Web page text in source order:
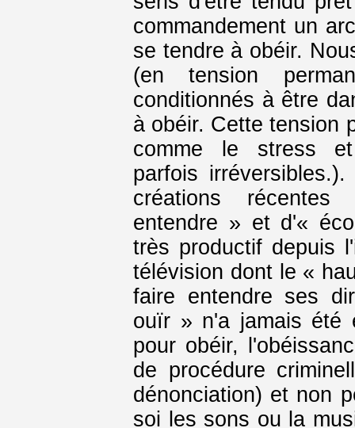
commandement un
se tendre à obéir.
(en tension
conditionnés à être
à obéir. Cette tension
comme le stress et
parfois
créations
entendre » et d'«
très productif depuis
télévision dont le «
faire entendre ses
ouïr » n'a jamais été
pour obéir,
de procédure
dénonciation) et non
soi les sons ou la